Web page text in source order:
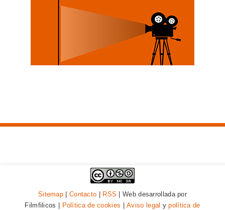
Sitemap | Contacto | RSS | Web desarrollada por
Filmfilicos | Política de cookies |Aviso legal ypolítica de